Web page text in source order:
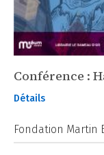
Conférence :
Détails
Fondation Martin